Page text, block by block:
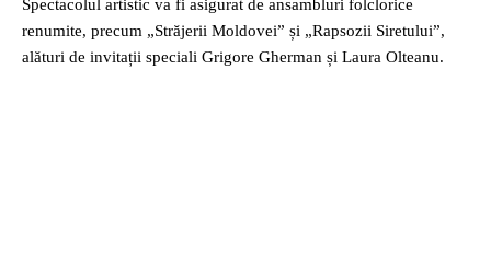
Spectacolul artistic va fi asigurat de ansambluri folclorice
renumite, precum „Străjerii Moldovei” și „Rapsozii Siretului”,
alături de invitații speciali Grigore Gherman și Laura Olteanu.